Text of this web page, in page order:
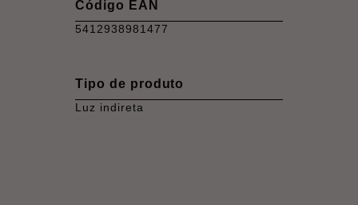
Código EAN
5412938981477
Tipo de produto
Luz indireta